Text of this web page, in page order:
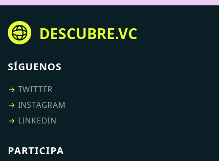
DESCUBRE.VC
SÍGUENOS
→ TWITTER
→ INSTAGRAM
→ LINKEDIN
PARTICIPA